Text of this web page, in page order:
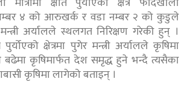
४ को आरुखर्क र वडा नम्बर २ को कुडुले
अर्यालले स्थलगत निरिक्षण गरेकी हुन् ।
क्षेत्रमा पुगेर मन्त्री अर्यालले कृषिमा
बढेमा कृषिमार्फत देश समृद्ध हुने भन्दै त्यसैका
कृषिमा लागेको बताइन् ।